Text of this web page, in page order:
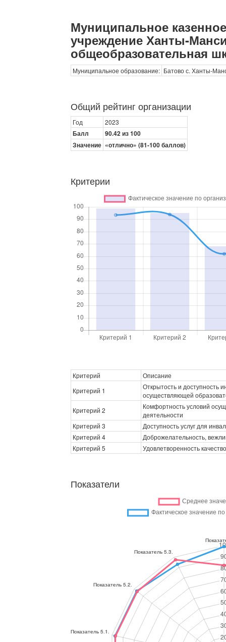
Муниципальное
учреждение Ханты-
общеобразовательная
Муниципальное образование: Батово с. Ханты-
Общий рейтинг организации
Год 2023
Балл
90.42 из 100
Значение «отлично» (81-100 баллов)
Критерии
Критерий
Описание
Критерий 1
Открытость и доступность
осуществляющей
Критерий 2
Комфортность условий
деятельности
Критерий 3
Доступность услуг для
Критерий 4
Доброжелательность,
Критерий 5
Удовлетворенность
Показатели